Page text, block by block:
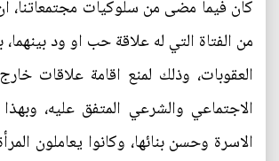
كان فيما مضى من سلوكيات مجتمعاتنا،
من الفتاة التي له علاقة حب او ود
العقوبات، وذلك لمنع اقامة علاقات
الاجتماعي والشرعي المتفق عليه،
الاسرة وحسن بنائها، وكانوا يعاملون